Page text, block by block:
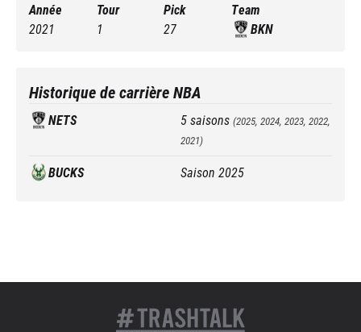
Année
2021
Tour
1
Pick
27
Team
BKN
Historique de carrière NBA
NETS 5saisons (2025, 2024, 2023, 2022,
2021)
BUCKS Saison 2025